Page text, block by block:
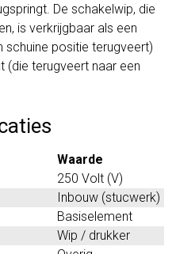
De schakelwip, die
is verkrijgbaar als een
schuine positie terugveert)
(die terugveert naar een
Waarde
250 Volt (V)
Inbouw (stucwerk)
Basiselement
Wip / drukker